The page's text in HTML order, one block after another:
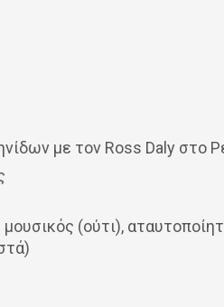
με τον Ross Daly στο
(ούτι),